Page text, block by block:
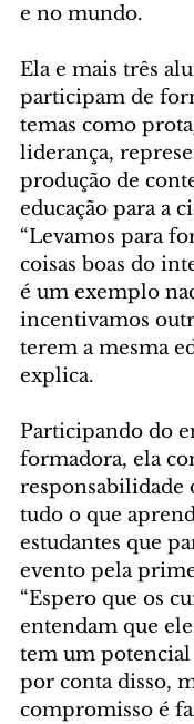
e no mundo.
Ela e mais três
participam de
temas como
liderança,
produção de
educação para a
“Levamos para
coisas boas do
é um exemplo
incentivamos
terem a mesma
explica.
Participando do
formadora, ela
tudo o que
estudantes que
evento pela
“Espero que os
entendam que
tem um potencial
por conta disso,
compromisso é